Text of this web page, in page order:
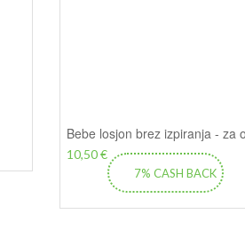
10,50 €
7% CASH BACK